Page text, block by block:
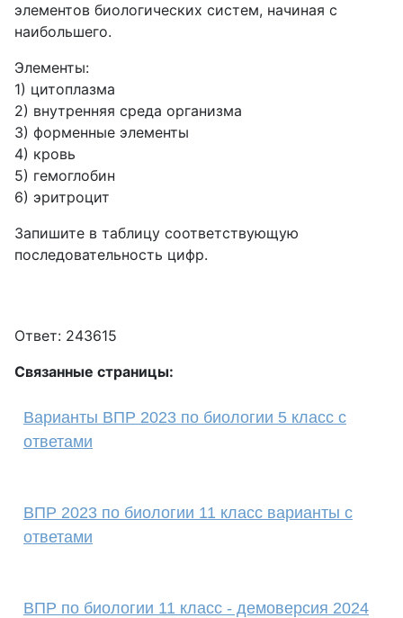
элементов биологических систем, начиная с
наибольшего.
Элементы:
1) цитоплазма
2) внутренняя среда организма
3) форменные элементы
4) кровь
5) гемоглобин
6) эритроцит
Запишите в таблицу соответствующую
последовательность цифр.
Ответ: 243615
Связанные страницы:
Варианты ВПР 2023 по биологии 5 класс с
ответами
ВПР 2023 по биологии 11 класс варианты с
ответами
ВПР по биологии 11 класс - демоверсия 2024